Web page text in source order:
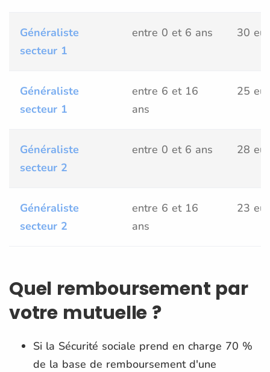
Généraliste
secteur 1
entre 0 et 6 ans 30
Généraliste
secteur 1
entre 6 et 16
ans
25
Généraliste
secteur 2
entre 0 et 6 ans 28
Généraliste
secteur 2
entre 6 et 16
ans
23
Quel remboursement par
votre mutuelle ?
Si la Sécurité sociale prend en charge 70 %
de la base de remboursement d'une